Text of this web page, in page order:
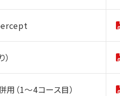
（1～4コース目）